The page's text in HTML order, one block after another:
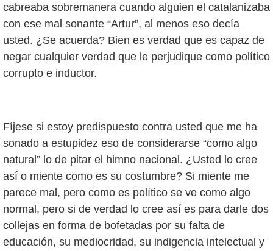
cabreaba sobremanera cuando alguien el catalanizaba
con ese mal sonante “Artur”, al menos eso decía
usted. ¿Se acuerda? Bien es verdad que es capaz de
negar cualquier verdad que le perjudique como político
corrupto e inductor.
Fíjese si estoy predispuesto contra usted que me ha
sonado a estupidez eso de considerarse “como algo
natural” lo de pitar el himno nacional. ¿Usted lo cree
así o miente como es su costumbre? Si miente me
parece mal, pero como es político se ve como algo
normal, pero si de verdad lo cree así es para darle dos
collejas en forma de bofetadas por su falta de
educación, su mediocridad, su indigencia intelectual y